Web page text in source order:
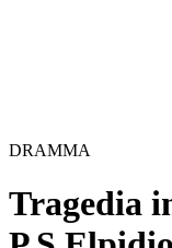
DRAMMA
Tragedia